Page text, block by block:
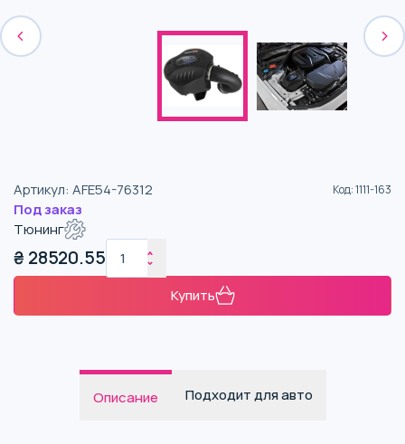
Артикул: AFE54-76312 Код:1111-163
Под заказ
Тюнинг
₴ 28520.55
Купить
Описание Подходит для авто